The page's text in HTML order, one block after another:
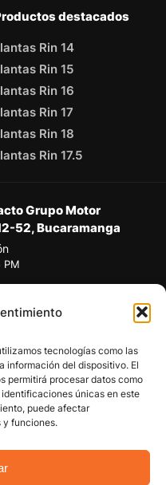
tecnologías como las
información del dispositivo. El
permitirá procesar datos como
únicas en este
puede afectar
y funciones.
destacados
Rin 14
Rin 15
Rin 16
Rin 17
Rin 18
Rin 17.5
Grupo Motor
52, Bucaramanga
PM
y/o reembolsos